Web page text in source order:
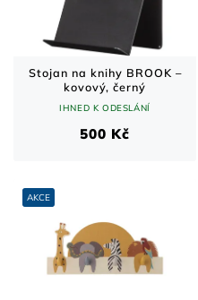
Stojan na knihy BROOK –
kovový, černý
IHNED K ODESLÁNÍ
500 Kč
AKCE